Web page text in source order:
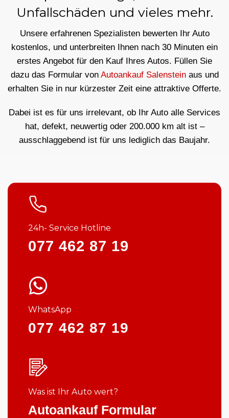
Unfallschäden und vieles mehr.
Unsere erfahrenen Spezialisten bewerten Ihr Auto
kostenlos, und unterbreiten Ihnen nach 30 Minuten ein
erstes Angebot für den Kauf Ihres Autos. Füllen Sie
dazu das Formular von Autoankauf Salensteinaus und
erhalten Sie in nur kürzester Zeit eine attraktive Offerte.
Dabei ist es für uns irrelevant, ob Ihr Auto alle Services
hat, defekt, neuwertig oder 200.000 km alt ist –
ausschlaggebend ist für uns lediglich das Baujahr.
24h- Service Hotline
077 462 87 19
WhatsApp
077 462 87 19
Was ist Ihr Auto wert?
Autoankauf Formular